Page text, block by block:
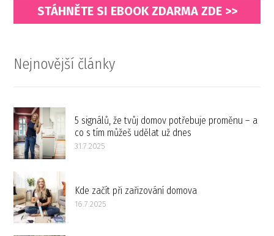
STÁHNĚTE SI EBOOK ZDARMA ZDE >>
Nejnovější články
5 signálů, že tvůj domov potřebuje proměnu – a
co s tím můžeš udělat už dnes
31.7.2025
Kde začít při zařizování domova
16.7.2025